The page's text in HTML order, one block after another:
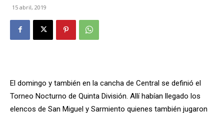
15 abril, 2019
El domingo y también en la cancha de Central se definió el
Torneo Nocturno de Quinta División. Allí habían llegado los
elencos de San Miguel y Sarmiento quienes también jugaron